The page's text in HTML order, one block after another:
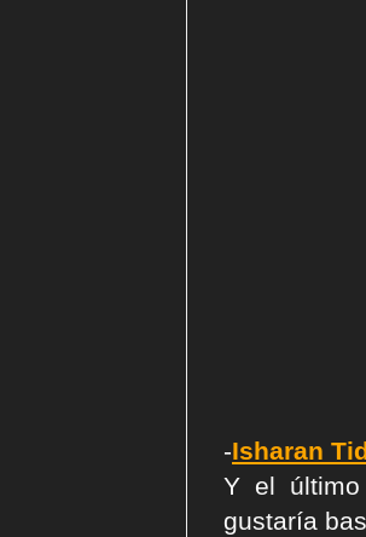
-Isharan
Y el último
gustaría